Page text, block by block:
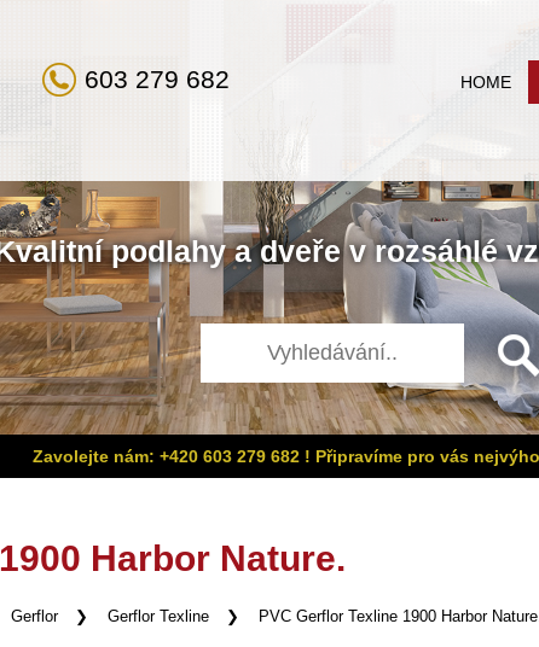
603 279 682 HOME
podlahyadveřev rozsáhlé
Zavolejte nám: +420 603 279 682 ! Připravíme pro vás
Harbor Nature.
Gerflor Gerflor Texline PVC Gerflor Texline 1900 Harbor